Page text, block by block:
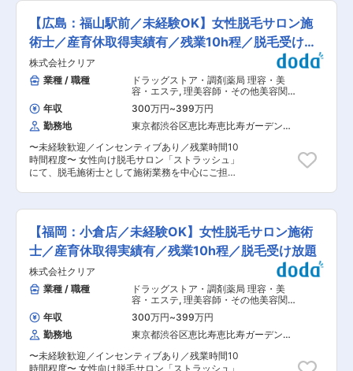
遇の魅力 サロンスタッフは、脱毛施術を無料で受
け放題。 働きながら自分自身もキレイになれる点
は、スタッフからも好評です。 そのほか、自社開
発コスメの社割や提携美容サービスの優待も用意
しています。 ■育成体制 ストラッシュ独自の研
修制度「ストラッシュアカデミー」にて、美容脱
毛の基礎知識、皮膚理論、接客マナー、機器操作
を一から学びます。 1店舗あたり5〜10名程度の
チーム体制で、未経験入社のスタッフも多数在
籍。アパレル・飲食・受付など異業種出身の方も
多く、段階的に業務を覚えられる教育体制が整っ
ているため、美容業界が初めての方でも安心で
す。 ■ キャリアパス まずは施術士として基礎ス
ウンセラー（プラン提案・接客の幅を広げる役
割） ・店舗リーダー ・店長 ・エリア責任者、エ
能です。 最短3カ月で次のステップに挑戦した実
績もあり、年齢や社歴に関わらず評価される環境
です。
め込みや飛び込み対応はなく、落ち着いた環境で
お客様一人ひとりと向き合えます。 ■ 業務内容
・ご来店されたお客様への脱毛施術 ・施術前後の
簡単なご説明、ヒアリング ・受付対応、予約管理
・店内清掃、備品管理など店舗運営サポート 施術
はマニュアルに沿って行うため、特別な資格や経
験は不要です。 施術の合間にはインターバルがあ
り、体力面にも配慮したシフト設計を行っていま
す。 ■ 働き方・環境 ・完全予約制で残業は月平
均10時間程度 ・シフト制／希望休の提出が可能
・産休・育休取得実績多数（復帰実績あり） ・女
性スタッフ中心の落ち着いた職場環境 ライフイベ
ントを迎えても、働き続けやすい環境づくりを大
切にしています。 1店舗あたり5〜10名程度のチ
ーム体制で、お互いにフォローし合いながら業務
遇の魅力 サロンスタッフは、脱毛施術を無料で受
け放題。 働きながら自分自身もキレイになれる点
は、スタッフからも好評です。 そのほか、自社開
発コスメの社割や提携美容サービスの優待も用意
しています。 ■育成体制 ストラッシュ独自の研
修制度「ストラッシュアカデミー」にて、美容脱
毛の基礎知識、皮膚理論、接客マナー、機器操作
を一から学びます。 1店舗あたり5〜10名程度の
チーム体制で、未経験入社のスタッフも多数在
籍。アパレル・飲食・受付など異業種出身の方も
多く、段階的に業務を覚えられる教育体制が整っ
ているため、美容業界が初めての方でも安心で
【広島：福山駅前／未経験OK】女性脱毛サロン施
術士／産育休取得実績有／残業10h程／脱毛受け放
題
株式会社クリア
業種 / 職種
ドラッグストア・調剤薬局 理容・美
容・エステ, 理美容師・その他美容関連
美容部員・エステティシャン・マッサ
ージ
年収 300万円~399万円
勤務地
東京都渋谷区恵比寿恵比寿ガーデンプ
〜未経験歓迎／インセンティブあり／残業時間10
時間程度〜 女性向け脱毛サロン「ストラッシュ」
にて、脱毛施術士として施術業務を中心にご担当
です。完全予約制のサロン運営のため、無理な詰
め込みや飛び込み対応はなく、落ち着いた環境で
お客様一人ひとりと向き合えます。 ■ 業務内容
・ご来店されたお客様への脱毛施術 ・施術前後の
簡単なご説明、ヒアリング ・受付対応、予約管理
・店内清掃、備品管理など店舗運営サポート 施術
はマニュアルに沿って行うため、特別な資格や経
験は不要です。 施術の合間にはインターバルがあ
り、体力面にも配慮したシフト設計を行っていま
す。 ■ 働き方・環境 ・完全予約制で残業は月平
均10時間程度 ・シフト制／希望休の提出が可能
・産休・育休取得実績多数（復帰実績あり） ・女
性スタッフ中心の落ち着いた職場環境 ライフイベ
【福岡：小倉店／未経験OK】女性脱毛サロン施術
士／産育休取得実績有／残業10h程／脱毛受け放題
株式会社クリア
業種 / 職種
ドラッグストア・調剤薬局 理容・美
容・エステ, 理美容師・その他美容関連
美容部員・エステティシャン・マッサ
ージ
年収 300万円~399万円
勤務地
東京都渋谷区恵比寿恵比寿ガーデンプ
〜未経験歓迎／インセンティブあり／残業時間10
時間程度〜 女性向け脱毛サロン「ストラッシュ」